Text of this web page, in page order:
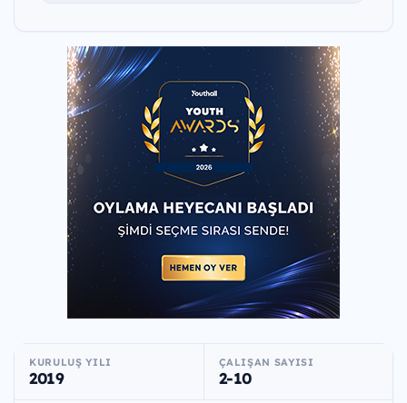
KURULUŞ YILI
2019
ÇALIŞAN SAYISI
2-10